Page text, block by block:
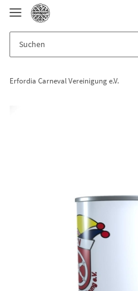
Erfordia Carneval Vereinigung e.V.